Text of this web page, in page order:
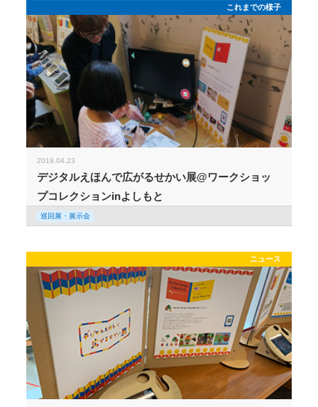
これまでの様子
2019.04.23
デジタルえほんで広がるせかい展@ワークショッ
プコレクションinよしもと
巡回展・展示会
ニュース